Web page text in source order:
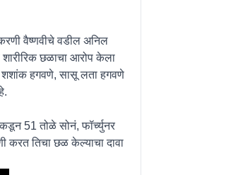
वैष्णवीचे वडील अनिल
शारीरिक छळाचा आरोप केला
शशांक हगवणे, सासू लता हगवणे
51 तोळे सोनं, फॉर्च्युनर
करत तिचा छळ केल्याचा दावा